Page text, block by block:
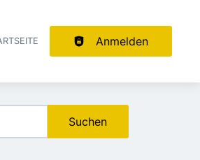
Anmelden
Suchen